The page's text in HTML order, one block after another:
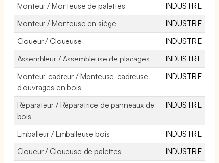
Monteur / Monteuse de palettes
INDUSTRIE
Monteur / Monteuse en siège
INDUSTRIE
Cloueur / Cloueuse
INDUSTRIE
Assembleur / Assembleuse de placages
INDUSTRIE
Monteur-cadreur / Monteuse-cadreuse
d'ouvrages en bois
INDUSTRIE
Réparateur / Réparatrice de panneaux de
bois
INDUSTRIE
Emballeur / Emballeuse bois
INDUSTRIE
Cloueur / Cloueuse de palettes
INDUSTRIE